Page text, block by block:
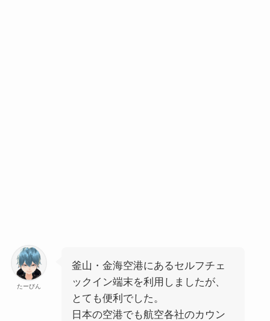
たーびん
釜山・金海空港にあるセルフチェ
ックイン端末を利用しましたが、
とても便利でした。
日本の空港でも航空各社のカウン